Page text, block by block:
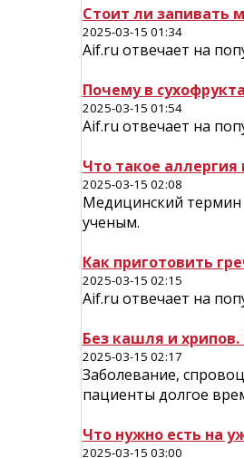
Стоит ли запивать
2025-03-15 01:34
Аif.ru отвечает на
Почему в
2025-03-15 01:54
Aif.ru отвечает на
Что такое аллергия
2025-03-15 02:08
Медицинский термин
ученым.
Как приготовить
2025-03-15 02:15
Aif.ru отвечает на
Без кашля и
2025-03-15 02:17
Заболевание,
пациенты долгое
Что нужно есть на
2025-03-15 03:00